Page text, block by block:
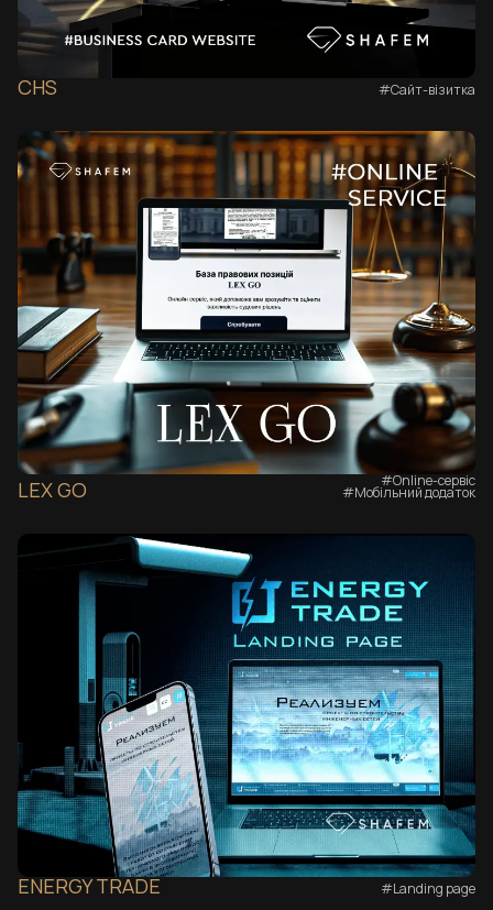
CHS #Сайт-візитка
LEX GO #Online-сервіс
#Мобільний додаток
ENERGY TRADE #Landing page